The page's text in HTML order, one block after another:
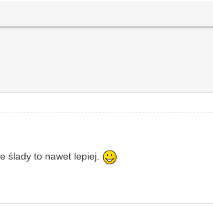
ślady to nawet lepiej.